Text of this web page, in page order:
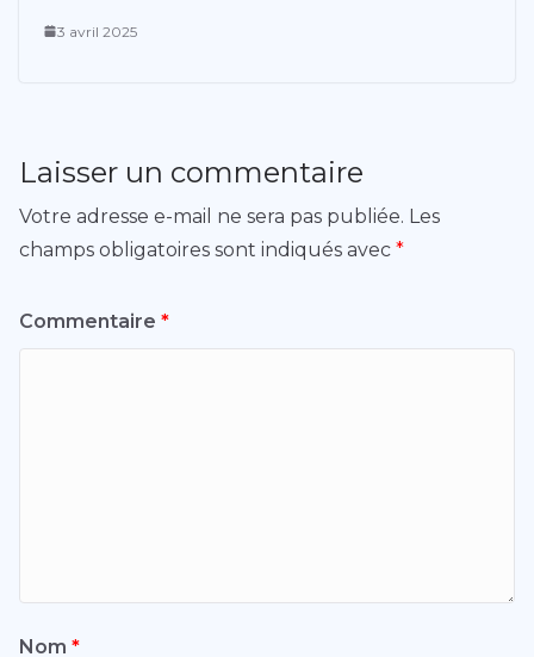
3 avril 2025
Laisser un commentaire
Votre adresse e-mail ne sera pas publiée. Les
champs obligatoires sont indiqués avec *
Commentaire *
Nom *